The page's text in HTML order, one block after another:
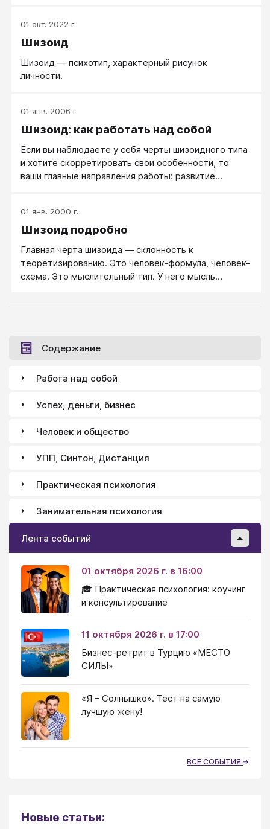
01 окт. 2022 г.
Шизоид
Шизоид ― психотип, характерный рисунок
личности.
01 янв. 2006 г.
Шизоид: как работать над собой
Если вы наблюдаете у себя черты шизоидного типа
и хотите скорретировать свои особенности, то
ваши главные направления работы: развитие
движений...
01 янв. 2000 г.
Шизоид подробно
Главная черта шизоида — склонность к
теоретизированию. Это человек-формула, человек-
схема. Это мыслительный тип. У него мысль
Содержание
Работа над собой
Успех, деньги, бизнес
Человек и общество
УПП, Синтон, Дистанция
Практическая психология
Занимательная психология
Лента событий
01 октября 2026 г. в 16:00
🎓 Практическая психология: коучинг
и консультирование
11 октября 2026 г. в 17:00
Бизнес-ретрит в Турцию «МЕСТО
СИЛЫ»
«Я – Солнышко». Тест на самую
лучшую жену!
ВСЕ СОБЫТИЯ
Новые статьи: